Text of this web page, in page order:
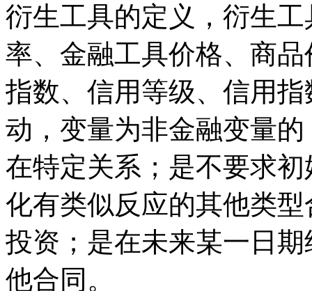
衍生工具的定义，衍生
率、金融工具价格、商
指数、信用等级、信用
动，变量为非金融变量
在特定关系；是不要求
化有类似反应的其他类
投资；是在未来某一日
他合同。